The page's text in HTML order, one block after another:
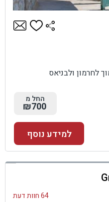
לחרמון ולבניאס
החל מ
₪700
למידע נוסף
64 חוות דעת